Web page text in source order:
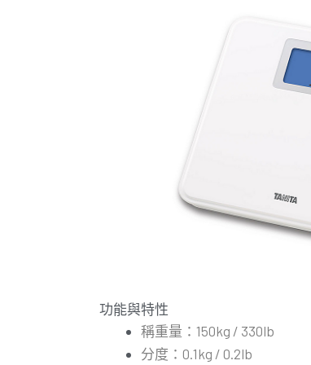
功能與特性
稱重量：150kg / 330lb
分度：0.1kg / 0.2lb